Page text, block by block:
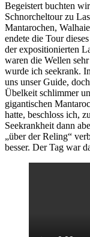
Begeistert buchten
Schnorcheltour zu
Mantarochen,
endete die Tour
der expositionierten
waren die Wellen
wurde ich seekrank.
uns unser Guide,
Übelkeit schlimmer
gigantischen
hatte, beschloss ich,
Seekrankheit dann
„über der Reling“
besser. Der Tag war